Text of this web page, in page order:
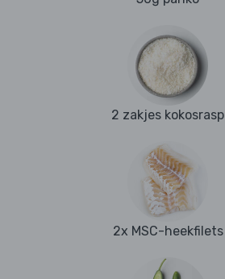
2 zakjes kokosrasp
2x MSC-heekfilets